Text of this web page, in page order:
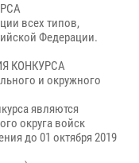
всех типов,
Федерации.
КОНКУРСА
и окружного
являются
округа войск
до 01 октября 2019